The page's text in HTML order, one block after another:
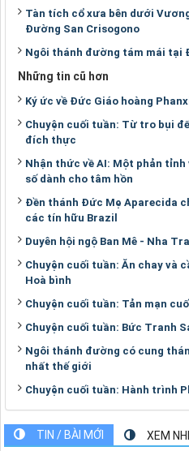
Tàn tích cổ xưa bên dưới
Ðường San Crisogono
Ngôi thánh đường tám mái tại
Những tin cũ hơn
Ký ức về Đức Giáo hoàng
Chuyện cuối tuần: Từ tro bụi
đích thực
Nhận thức về AI: Một phản
số dành cho tâm hồn
Đền thánh Đức Mẹ Aparecida
các tín hữu Brazil
Duyên hội ngộ Ban Mê - Nha
Chuyện cuối tuần: Ăn chay và
Hoà bình
Chuyện cuối tuần: Tản mạn
Chuyện cuối tuần: Bức Tranh
Ngôi thánh đường có cung
nhất thế giới
Chuyện cuối tuần: Hành trình
TIN / BÀI MỚI XEM